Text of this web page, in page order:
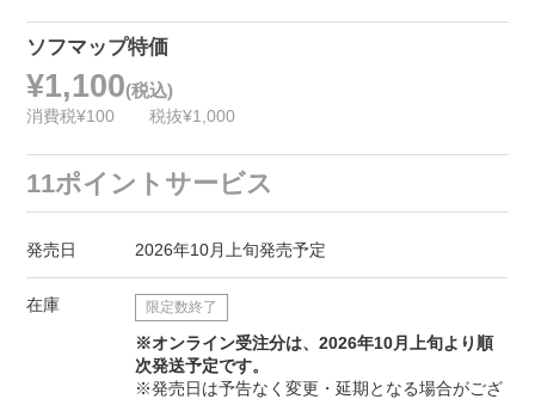
ソフマップ特価
¥1,100(税込)
消費税¥100 税抜¥1,000
11ポイントサービス
発売日 2026年10月上旬発売予定
在庫 限定数終了
※オンライン受注分は、2026年10月上旬より順
次発送予定です。
※発売日は予告なく変更・延期となる場合がござ